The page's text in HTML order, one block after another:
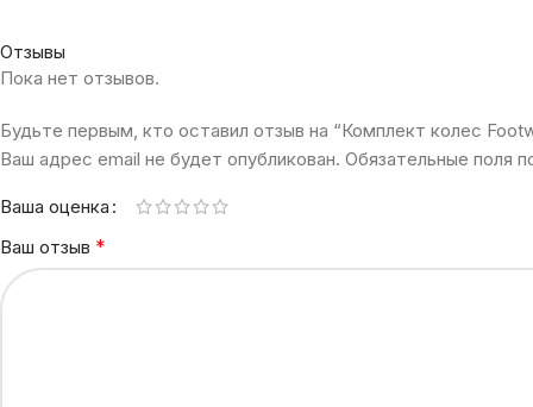
Отзывы
Пока нет отзывов.
Будьте первым, кто оставил отзыв на “Комплект колес
Ваш адрес email не будет опубликован. Обязательные поля
Ваша оценка
Ваш отзыв *